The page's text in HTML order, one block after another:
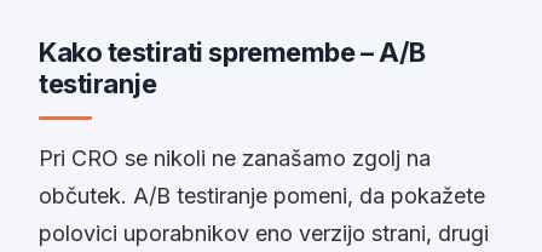
Kako testirati spremembe – A/B
testiranje
Pri CRO se nikoli ne zanašamo zgolj na
občutek. A/B testiranje pomeni, da pokažete
polovici uporabnikov eno verzijo strani, drugi